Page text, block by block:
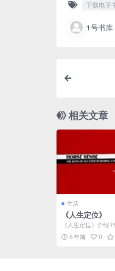
下载电子
1号书库
相关文章
生活
《人生定位》
《人生定位》介绍
人生定位 PDF电子书
（美）阿尔·里斯（
6 年前 0